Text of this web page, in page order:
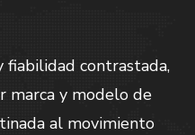
contrastada,
marca y modelo de
al movimiento